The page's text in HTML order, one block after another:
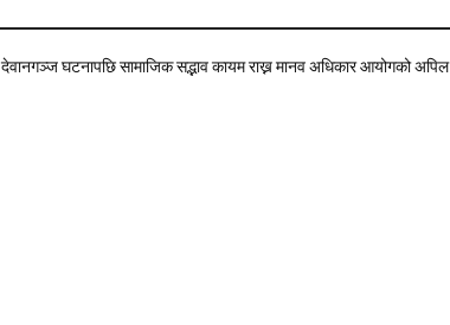
देवानगञ्ज घटनापछि सामाजिक सद्भाव कायम राख्न मानव अधिकार आयोगको अपिल